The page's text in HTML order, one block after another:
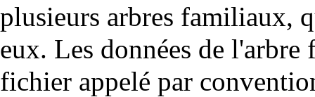
plusieurs arbres familiaux,
eux. Les données de
fichier appelé par